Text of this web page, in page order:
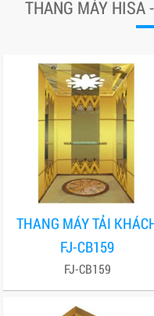
THANG MÁY HISA
THANG MÁY TẢI
FJ-CB159
FJ-CB159